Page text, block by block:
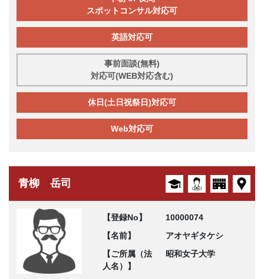
スポットコンサル対応可
英語対応可
事前面談(無料)
対応可(WEB対応含む)
休日(土日祝祭日)対応可
Web対応可
青柳 岳司
【登録No】
10000074
【名前】
アオヤギタケシ
【ご所属（法
人名）】
昭和女子大学